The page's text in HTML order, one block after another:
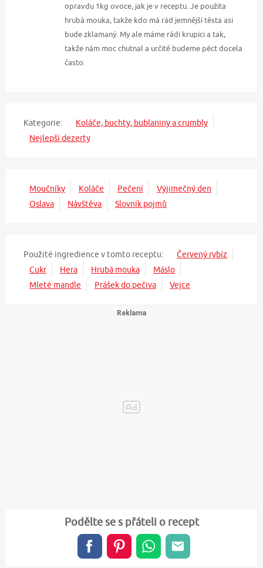
opravdu 1kg ovoce, jak je v receptu. Je použita
hrubá mouka, takže kdo má rád jemnější těsta asi
bude zklamaný. My ale máme rádi krupici a tak,
takže nám moc chutnal a určitě budeme péct docela
často.
Kategorie:
Koláče, buchty, bublaniny a crumbly
Nejlepší dezerty
Moučníky Koláče Pečení
Výjimečný den
Oslava
Návštěva Slovník pojmů
Použité ingredience v tomto receptu:
Červený rybíz
Cukr
Hera Hrubá mouka
Máslo
Mleté mandle
Prášek do pečiva Vejce
Podělte se s přáteli o recept